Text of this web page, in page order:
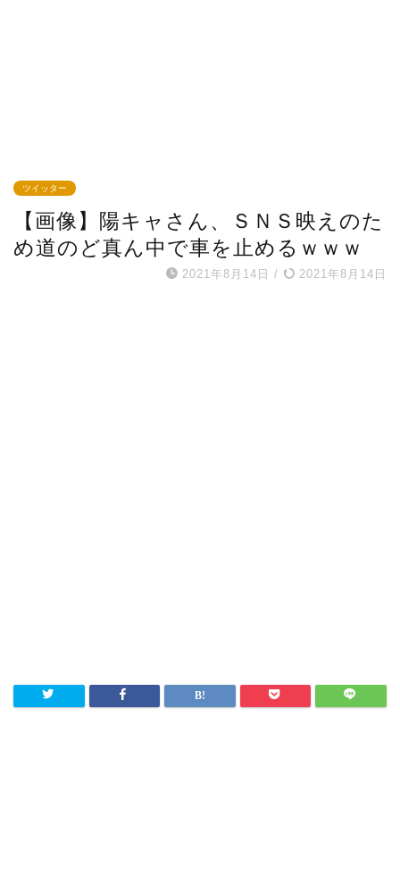
ツイッター
【画像】陽キャさん、ＳＮＳ映えのた
め道のど真ん中で車を止めるｗｗｗ
2021年8月14日 / 2021年8月14日